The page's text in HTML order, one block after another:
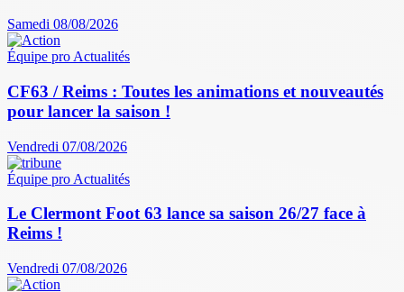
Samedi 08/08/2026
Équipe pro Actualités
CF63 / Reims : Toutes les animations et nouveautés
pour lancer la saison !
Vendredi 07/08/2026
Équipe pro Actualités
Le Clermont Foot 63 lance sa saison 26/27 face à
Reims !
Vendredi 07/08/2026